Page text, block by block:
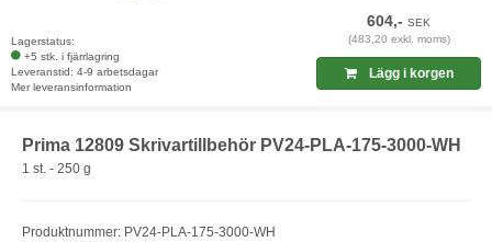
Lagerstatus:
+5 stk. i fjärrlagring
Leveranstid: 4-9 arbetsdagar
Mer leveransinformation
604,-SEK
(483,20 exkl. moms)
Lägg i korgen
Prima 12809 Skrivartillbehör PV24-PLA-175-3000-WH
1 st. - 250 g
Produktnummer: PV24-PLA-175-3000-WH